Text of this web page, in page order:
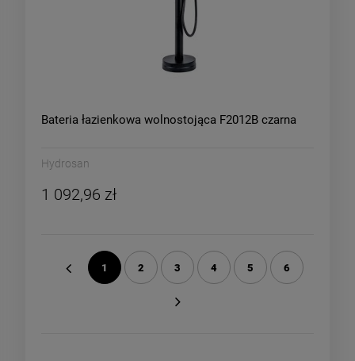
Bateria łazienkowa wolnostojąca F2012B czarna
Hydrosan
1 092,96 zł
1 2 3 4 5 6